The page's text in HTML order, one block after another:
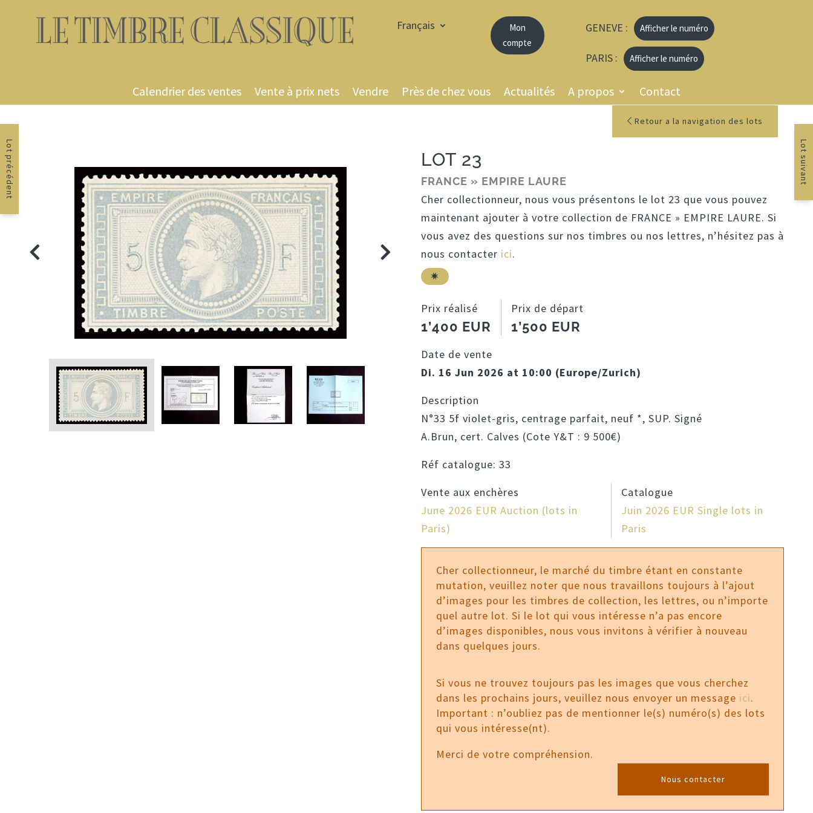
Français
Mon
compte
GENEVE : Afficher le numéro
PARIS : Afficher le numéro
Calendrier des ventes Vente à prix nets Vendre Près de chez vous Actualités A propos Contact
Retour a la navigation des lots
Lot précédent Lot suivant
LOT 23
FRANCE » EMPIRE LAURE
Cher collectionneur, nous vous présentons le lot 23 que vous pouvez
maintenant ajouter à votre collection de FRANCE » EMPIRE LAURE. Si
vous avez des questions sur nos timbres ou nos lettres, n’hésitez pas à
nous contacter ici.
Prix réalisé
1’400 EUR
Prix de départ
1’500 EUR
Date de vente
Di. 16 Jun 2026 at 10:00 (Europe/Zurich)
Description
N°33 5f violet-gris, centrage parfait, neuf *, SUP. Signé
A.Brun, cert. Calves (Cote Y&T : 9 500€)
Réf catalogue: 33
Vente aux enchères
June 2026 EUR Auction (lots in
Paris)
Catalogue
Juin 2026 EUR Single lots in
Paris
Cher collectionneur, le marché du timbre étant en constante
mutation, veuillez noter que nous travaillons toujours à l’ajout
d’images pour les timbres de collection, les lettres, ou n’importe
quel autre lot. Si le lot qui vous intéresse n’a pas encore
d’images disponibles, nous vous invitons à vérifier à nouveau
dans quelques jours.
Si vous ne trouvez toujours pas les images que vous cherchez
dans les prochains jours, veuillez nous envoyer un message ici.
Important : n’oubliez pas de mentionner le(s) numéro(s) des lots
qui vous intéresse(nt).
Merci de votre compréhension.
Nous contacter